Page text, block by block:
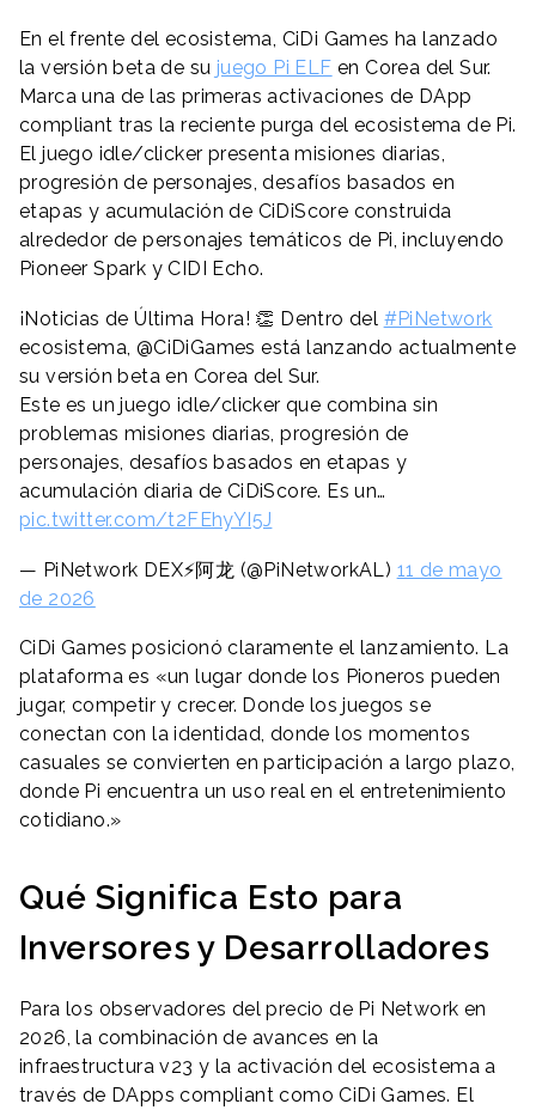
En el frente del ecosistema, CiDi Games ha lanzado
la versión beta de su juego Pi ELF en Corea del Sur.
Marca una de las primeras activaciones de DApp
compliant tras la reciente purga del ecosistema de Pi.
El juego idle/clicker presenta misiones diarias,
progresión de personajes, desafíos basados en
etapas y acumulación de CiDiScore construida
alrededor de personajes temáticos de Pi, incluyendo
Pioneer Spark y CIDI Echo.
¡Noticias de Última Hora! 👏 Dentro del #PiNetwork
ecosistema, @CiDiGames está lanzando actualmente
su versión beta en Corea del Sur.
Este es un juego idle/clicker que combina sin
problemas misiones diarias, progresión de
personajes, desafíos basados en etapas y
acumulación diaria de CiDiScore. Es un…
pic.twitter.com/t2FEhyYI5J
— PiNetwork DEX⚡️阿龙 (@PiNetworkAL) 11 de mayo
de 2026
CiDi Games posicionó claramente el lanzamiento. La
plataforma es «un lugar donde los Pioneros pueden
jugar, competir y crecer. Donde los juegos se
conectan con la identidad, donde los momentos
casuales se convierten en participación a largo plazo,
donde Pi encuentra un uso real en el entretenimiento
cotidiano.»
Qué Significa Esto para
Inversores y Desarrolladores
Para los observadores del precio de Pi Network en
2026, la combinación de avances en la
infraestructura v23 y la activación del ecosistema a
través de DApps compliant como CiDi Games. El